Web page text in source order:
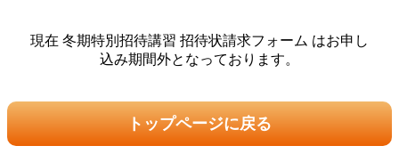
現在 冬期特別招待講習 招待状請求フォーム はお申し
込み期間外となっております。
トップページに戻る